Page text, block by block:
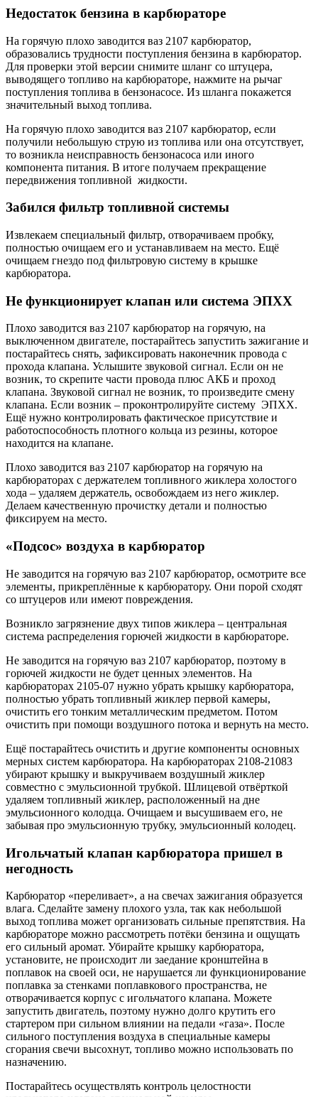
Недостаток бензина в карбюраторе
На горячую плохо заводится ваз 2107 карбюратор,
образовались трудности поступления бензина в карбюратор.
Для проверки этой версии снимите шланг со штуцера,
выводящего топливо на карбюраторе, нажмите на рычаг
поступления топлива в бензонасосе. Из шланга покажется
значительный выход топлива.
На горячую плохо заводится ваз 2107 карбюратор, если
получили небольшую струю из топлива или она отсутствует,
то возникла неисправность бензонасоса или иного
компонента питания. В итоге получаем прекращение
передвижения топливной жидкости.
Забился фильтр топливной системы
Извлекаем специальный фильтр, отворачиваем пробку,
полностью очищаем его и устанавливаем на место. Ещё
очищаем гнездо под фильтровую систему в крышке
карбюратора.
Не функционирует клапан или система ЭПХХ
Плохо заводится ваз 2107 карбюратор на горячую, на
выключенном двигателе, постарайтесь запустить зажигание и
постарайтесь снять, зафиксировать наконечник провода с
прохода клапана. Услышите звуковой сигнал. Если он не
возник, то скрепите части провода плюс АКБ и проход
клапана. Звуковой сигнал не возник, то произведите смену
клапана. Если возник – проконтролируйте систему ЭПХХ.
Ещё нужно контролировать фактическое присутствие и
работоспособность плотного кольца из резины, которое
находится на клапане.
Плохо заводится ваз 2107 карбюратор на горячую на
карбюраторах с держателем топливного жиклера холостого
хода – удаляем держатель, освобождаем из него жиклер.
Делаем качественную прочистку детали и полностью
фиксируем на место.
«Подсос» воздуха в карбюратор
Не заводится на горячую ваз 2107 карбюратор, осмотрите все
элементы, прикреплённые к карбюратору. Они порой сходят
со штуцеров или имеют повреждения.
Возникло загрязнение двух типов жиклера – центральная
система распределения горючей жидкости в карбюраторе.
Не заводится на горячую ваз 2107 карбюратор, поэтому в
горючей жидкости не будет ценных элементов. На
карбюраторах 2105-07 нужно убрать крышку карбюратора,
полностью убрать топливный жиклер первой камеры,
очистить его тонким металлическим предметом. Потом
очистить при помощи воздушного потока и вернуть на место.
Ещё постарайтесь очистить и другие компоненты основных
мерных систем карбюратора. На карбюраторах 2108-21083
убирают крышку и выкручиваем воздушный жиклер
совместно с эмульсионной трубкой. Шлицевой отвёрткой
удаляем топливный жиклер, расположенный на дне
эмульсионного колодца. Очищаем и высушиваем его, не
забывая про эмульсионную трубку, эмульсионный колодец.
Игольчатый клапан карбюратора пришел в
негодность
Карбюратор «переливает», а на свечах зажигания образуется
влага. Сделайте замену плохого узла, так как небольшой
выход топлива может организовать сильные препятствия. На
карбюраторе можно рассмотреть потёки бензина и ощущать
его сильный аромат. Убирайте крышку карбюратора,
установите, не происходит ли заедание кронштейна в
поплавок на своей оси, не нарушается ли функционирование
поплавка за стенками поплавкового пространства, не
отворачивается корпус с игольчатого клапана. Можете
запустить двигатель, поэтому нужно долго крутить его
стартером при сильном влиянии на педали «газа». После
сильного поступления воздуха в специальные камеры
сгорания свечи высохнут, топливо можно использовать по
назначению.
Постарайтесь осуществлять контроль целостности